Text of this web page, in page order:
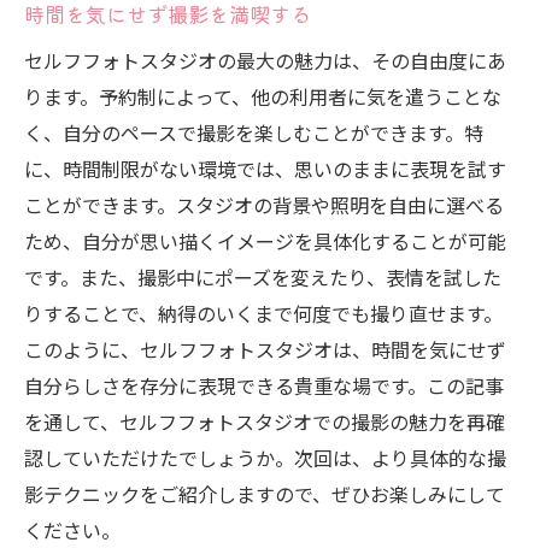
時間を気にせず撮影を満喫する
セルフフォトスタジオの最大の魅力は、その自由度にあ
ります。予約制によって、他の利用者に気を遣うことな
く、自分のペースで撮影を楽しむことができます。特
に、時間制限がない環境では、思いのままに表現を試す
ことができます。スタジオの背景や照明を自由に選べる
ため、自分が思い描くイメージを具体化することが可能
です。また、撮影中にポーズを変えたり、表情を試した
りすることで、納得のいくまで何度でも撮り直せます。
このように、セルフフォトスタジオは、時間を気にせず
自分らしさを存分に表現できる貴重な場です。この記事
を通して、セルフフォトスタジオでの撮影の魅力を再確
認していただけたでしょうか。次回は、より具体的な撮
影テクニックをご紹介しますので、ぜひお楽しみにして
ください。